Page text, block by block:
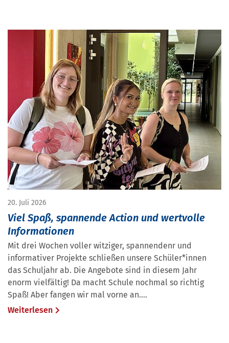
20. Juli 2026
Viel Spaß, spannende Action und wertvolle
Informationen
Mit drei Wochen voller witziger, spannendenr und
informativer Projekte schließen unsere Schüler*innen
das Schuljahr ab. Die Angebote sind in diesem Jahr
enorm vielfältig! Da macht Schule nochmal so richtig
Spaß! Aber fangen wir mal vorne an....
Weiterlesen